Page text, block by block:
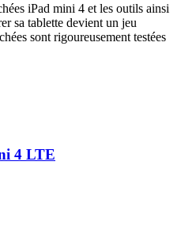
iPad mini 4 et les outils ainsi
sa tablette devient un jeu
sont rigoureusement testées
4 LTE